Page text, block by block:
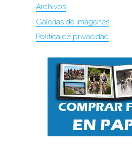
Archivos
Galerías de imágenes
Política de privacidad